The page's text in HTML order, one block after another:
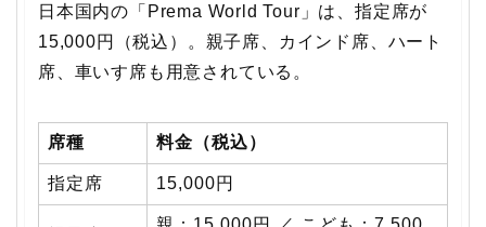
日本国内の「Prema World Tour」は、指定席が
15,000円（税込）。親子席、カインド席、ハート
席、車いす席も用意されている。
席種 料金（税込）
指定席 15,000円